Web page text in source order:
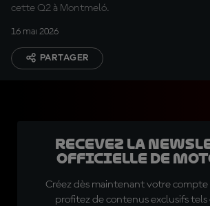
cette Q2 à Montmeló.
16 mai 2026
PARTAGER
Recevez la
officielle de
Créez dès maintenant votre compte
profitez de contenus exclusifs